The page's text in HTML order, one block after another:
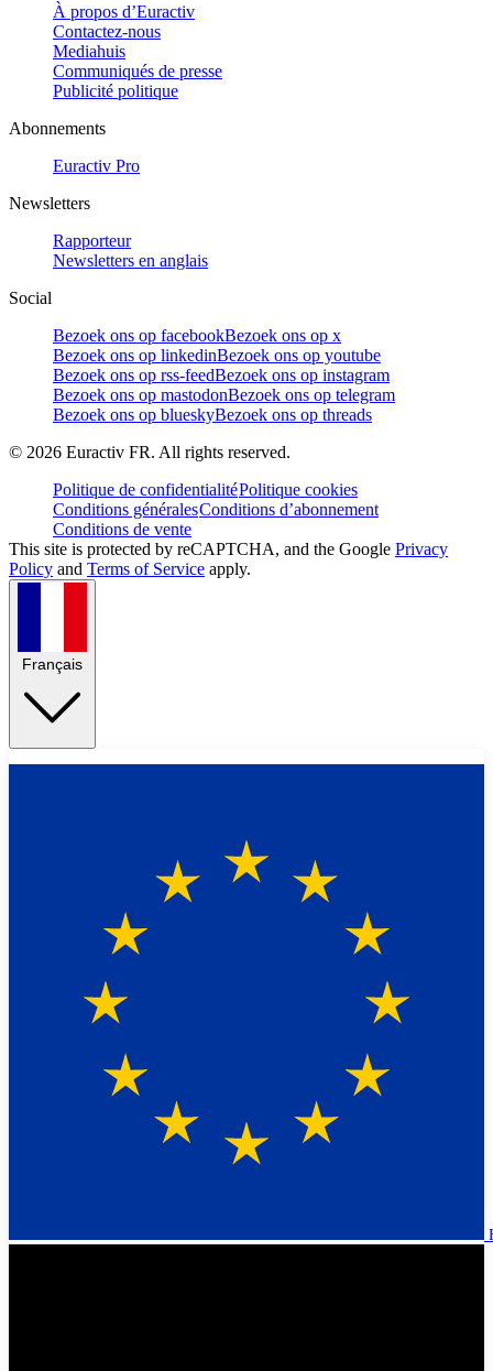
À propos d’Euractiv
Contactez-nous
Mediahuis
Communiqués de presse
Publicité politique
Abonnements
Euractiv Pro
Newsletters
Rapporteur
Newsletters en anglais
Social
Bezoek ons op facebookBezoek ons op x
Bezoek ons op linkedinBezoek ons op youtube
Bezoek ons op rss-feedBezoek ons op instagram
Bezoek ons op mastodonBezoek ons op telegram
Bezoek ons op blueskyBezoek ons op threads
© 2026 Euractiv FR. All rights reserved.
Politique de confidentialitéPolitique cookies
Conditions généralesConditions d’abonnement
Conditions de vente
This site is protected by reCAPTCHA, and the Google Privacy
Policy and Terms of Service apply.
Français